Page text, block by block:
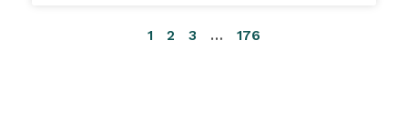
1 2 3 … 176